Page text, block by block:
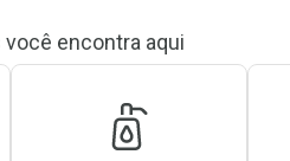
encontra aqui